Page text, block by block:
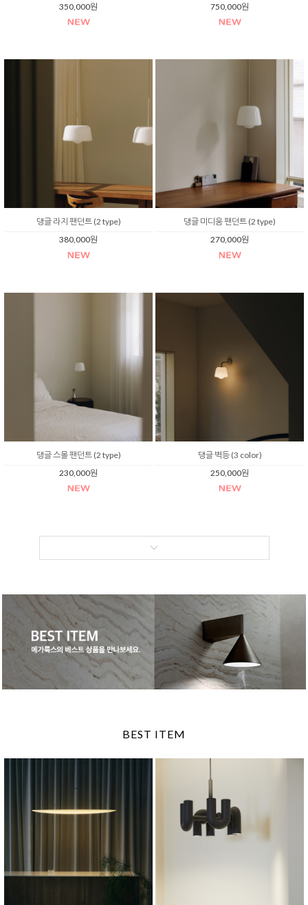
350,000원 750,000원
댕글 라지 팬던트 (2 type)
380,000원
댕글 미디움 팬던트 (2 type)
270,000원
댕글 스몰 팬던트 (2 type)
230,000원
댕글 벽등 (3 color)
250,000원
BEST ITEM